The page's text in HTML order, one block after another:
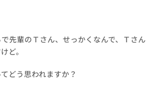
先輩のＴさん、せっかくなんで、Ｔさん
ど。
どう思われますか？